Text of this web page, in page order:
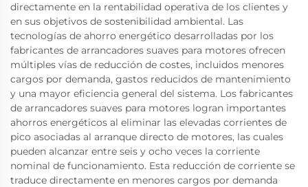
directamente en la rentabilidad operativa de los clientes y
en sus objetivos de sostenibilidad ambiental. Las
tecnologías de ahorro energético desarrolladas por los
fabricantes de arrancadores suaves para motores ofrecen
múltiples vías de reducción de costes, incluidos menores
cargos por demanda, gastos reducidos de mantenimiento
y una mayor eficiencia general del sistema. Los fabricantes
de arrancadores suaves para motores logran importantes
ahorros energéticos al eliminar las elevadas corrientes de
pico asociadas al arranque directo de motores, las cuales
pueden alcanzar entre seis y ocho veces la corriente
nominal de funcionamiento. Esta reducción de corriente se
traduce directamente en menores cargos por demanda